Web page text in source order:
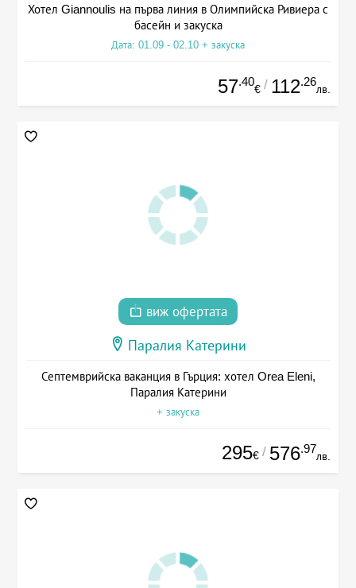
Хотел Giannoulis на първа линия в Олимпийска Ривиера с
басейн и закуска
Дата: 01.09 - 02.10 + закуска
57.40
€ / 112.26
лв.
виж офертата
Паралия Катерини
Септемврийска ваканция в Гърция: хотел Orea Eleni,
Паралия Катерини
+ закуска
295€ / 576.97
лв.